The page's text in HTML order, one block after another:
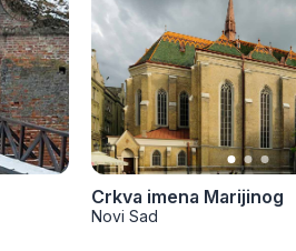
Crkva imena Marijinog
Novi Sad